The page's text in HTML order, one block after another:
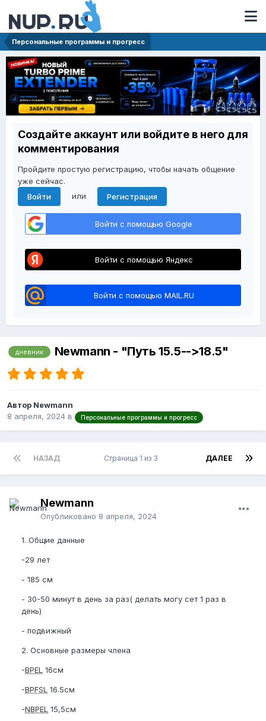
Персональные программы и прогресс
Создайте аккаунт или войдите в него для
комментирования
Пройдите простую регистрацию, чтобы начать общение
уже сейчас.
Войти
или Регистрация
Войти с помощью Google
Войти с помощью Яндекс
Войти с помощью MAIL.RU
дневник Newmann - "Путь 15.5-->18.5"
Автор Newmann
8 апреля, 2024 в Персональные программы и прогресс
НАЗАД ДАЛЕЕ
Страница 1 из 3
Newmann
Опубликовано 8 апреля, 2024
1. Общие данные
-29 лет
- 185 см
- 30-50 минут в день за раз( делать могу сет 1 раз в
день)
- подвижный
2. Основные размеры члена
-BPEL 16см
-BPFSL 16.5см
-NBPEL 15,5см